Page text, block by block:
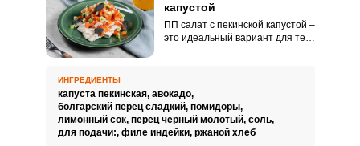
капустой
ПП салат с пекинской капустой –
это идеальный вариант для тех,
потребует не более десяти
минут.
ИНГРЕДИЕНТЫ
капуста пекинская, авокадо,
болгарский перец сладкий, помидоры,
лимонный сок, перец черный молотый, соль,
для подачи:, филе индейки, ржаной хлеб